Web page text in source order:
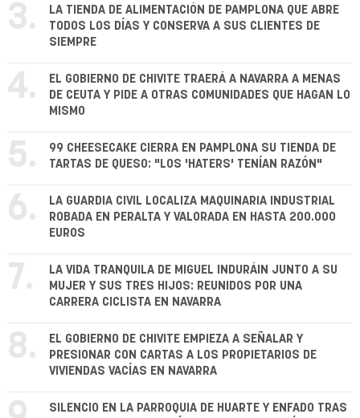
3.
LA TIENDA DE ALIMENTACIÓN DE PAMPLONA QUE ABRE
TODOS LOS DÍAS Y CONSERVA A SUS CLIENTES DE
SIEMPRE
4.
EL GOBIERNO DE CHIVITE TRAERÁ A NAVARRA A MENAS
DE CEUTA Y PIDE A OTRAS COMUNIDADES QUE HAGAN LO
MISMO
5.
99 CHEESECAKE CIERRA EN PAMPLONA SU TIENDA DE
TARTAS DE QUESO: "LOS 'HATERS' TENÍAN RAZÓN"
6.
LA GUARDIA CIVIL LOCALIZA MAQUINARIA INDUSTRIAL
ROBADA EN PERALTA Y VALORADA EN HASTA 200.000
EUROS
7.
LA VIDA TRANQUILA DE MIGUEL INDURÁIN JUNTO A SU
MUJER Y SUS TRES HIJOS: REUNIDOS POR UNA
CARRERA CICLISTA EN NAVARRA
8.
EL GOBIERNO DE CHIVITE EMPIEZA A SEÑALAR Y
PRESIONAR CON CARTAS A LOS PROPIETARIOS DE
VIVIENDAS VACÍAS EN NAVARRA
SILENCIO EN LA PARROQUIA DE HUARTE Y ENFADO TRAS